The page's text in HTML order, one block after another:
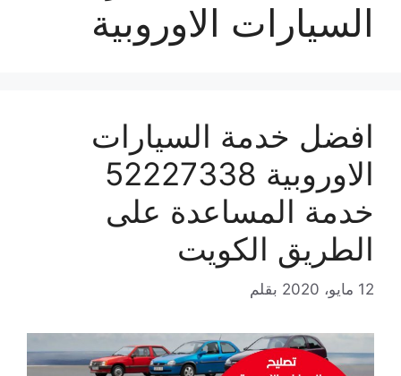
السيارات الاوروبية
افضل خدمة السيارات
الاوروبية 52227338
خدمة المساعدة على
الطريق الكويت
12 مايو، 2020 بقلم